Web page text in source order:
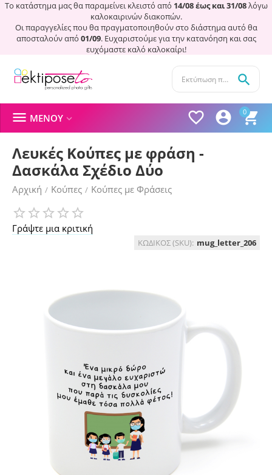
Το κατάστημα μας θα παραμείνει κλειστό από 14/08 έως και 31/08λόγω
καλοκαιρινών διακοπών.
Οι παραγγελίες που θα πραγματοποιηθούν στο διάστημα αυτό θα
αποσταλούν από 01/09. Ευχαριστούμε για την κατανόηση και σας
ευχόμαστε καλό καλοκαίρι!
0




 ΜΕΝΟΎ 
Λευκές Κούπες με φράση -
Δασκάλα Σχέδιο Δύο
Αρχική / Κούπες / Κούπες με Φράσεις
Γράψτε μια κριτική
ΚΩΔΙΚΟΣ (SKU): mug_letter_206